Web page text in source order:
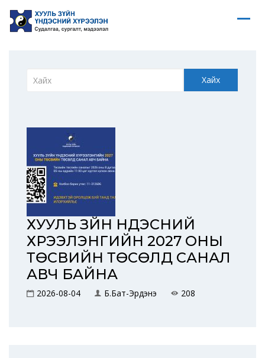
Хайх
ХУУЛЬ ЗҮЙН ҮНДЭСНИЙ
ХҮРЭЭЛЭНГИЙН 2027 ОНЫ
ТӨСВИЙН ТӨСӨЛД САНАЛ
АВЧ БАЙНА
2026-08-04 Б.Бат-Эрдэнэ 208